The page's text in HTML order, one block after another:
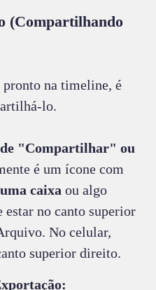
(Compartilhando
pronto na timeline, é
lo.
"Compartilhar" ou
é um ícone com
caixa ou algo
no canto superior
No celular,
superior direito.